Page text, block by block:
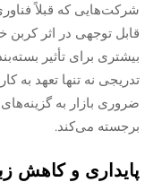
شرکت‌هایی که قبلاً
قابل توجهی در اثر کربن
بیشتری برای تأثیر
تدریجی نه تنها تعهد به
ضروری بازار به
برجسته می‌کند.
پایداری و کاهش